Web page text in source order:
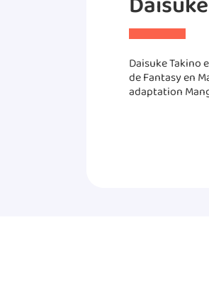
Daisuke Takino
de Fantasy en
adaptation